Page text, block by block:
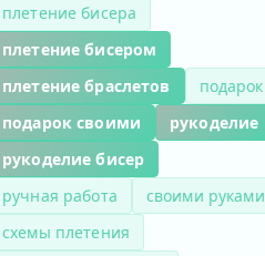
плетение бисера
плетение бисером
плетение браслетов
подарок
подарок своими
рукоделие
рукоделие бисер
ручная работа
своими руками
схемы плетения